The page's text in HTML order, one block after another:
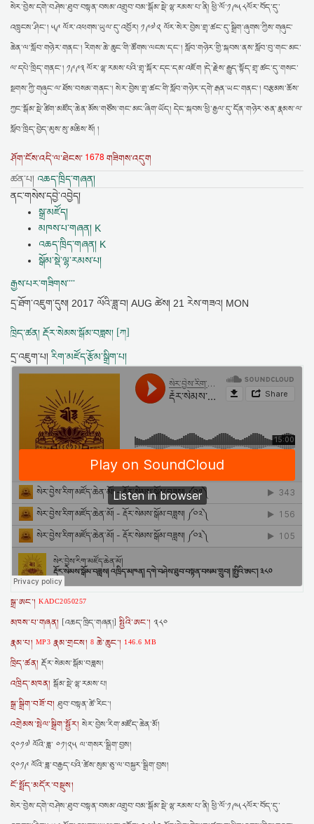
སེར་བྱེས་དགེ་བཤེས་ཐུབ་བསྟན་བསམ་འགྲུབ་བམ་སྒོམ་སྡེ་ལྷ་རམས་པ་ནི། ཕྱི་ལོ་༡༩༥༨ལོར་བོད་དུ་
འཁྲུངས་ཤིང་། ༥༩ ལོར་འཕགས་ཡུལ་དུ་འབྱོར། ༡༩༧༢ ལོར་སེར་བྱེས་གྲྭ་ཚང་དུ་སྒྲིག་ཞུགས་ཀྱིས་གཞུང་
ཆེན་ལ་སློབ་གཉེར་གནང་། རིགས་ཆེ་ཆུང་གི་ཚོགས་ལངས་དང་། སློབ་གཉེར་གྱི་སྐབས་ནས་སློབ་བུ་གང་མང་
ལ་དཔེ་ཁྲིད་གནང་། ༡༩༩༣ ལོར་ལྷ་རམས་པའི་གྲྭ་སྐོར་དང་དམ་འཇོག །དེ་རྗེས་རྒྱུད་སྟོད་གྲྭ་ཚང་དུ་གསང་
སྔགས་ཀྱི་གཞུང་ལ་ཐོས་བསམ་གནང་། སེར་བྱེས་གྲྭ་ཚང་གི་སློབ་གཉེར་དགེ་རྒན་ཡང་གནང་། བརྩམས་ཆོས་
ཀྱང་སྒོམ་སྡེ་ཚིག་མཛོད་ཆེན་མོས་གཙོས་གང་མང་ཞིག་ཡོད། དེང་སྐབས་ཕྱི་རྒྱལ་དུ་དོན་གཉེར་ཅན་རྣམས་ལ་
སློབ་ཁྲིད་བྱེད་མུས་སུ་མཆིས་སོ། །
ཤོག་ངོས་འདི་ལ་ཐེངས་ 1678 གཟིགས་འདུག
ཚན་པ། འཆད་ཁྲིད་གཞན།
ནང་གསེས་དབྱེ་འབྱེད།
སྒྲ་མཛོད།
མཁས་པ་གཞན། K
འཆད་ཁྲིད་གཞན། K
སྒོམ་སྡེ་ལྷ་རམས་པ།
རྒྱས་པར་གཟིགས་་་་
དྲ་ཐོག་འཇུག་དུས། 2017 ལོའི་ཟླ་བ། AUG ཚེས། 21 རེས་གཟའ། MON
ཁྲིད་ཚན། རྡོར་སེམས་སྒོམ་བཟླས། [ཀ]
དྲ་འཇུག་པ། རིག་མཛོད་རྩོམ་སྒྲིག་པ།
སྒྲ་ཨང་།KADC2050257
མཁས་པ་གཞན། [འཆད་ཁྲིད་གཞན།]སྤྱིའི་ཨང་། ༣༨༠
རྣམ་པ། MP3 རྣམ་གྲངས། 8 ཆེ་ཆུང་། 146.6 MB
ཁྲིད་ཚན།རྡོར་སེམས་སྒོམ་བཟླས།
འཁྲིད་མཁན།སྒོམ་སྡེ་ལྷ་རམས་པ།
སྒྲ་སྒྲིག་བཟོ་བ།ཐུབ་བསྟན་ཚེ་རིང་།
འགྲེམས་སྤེལ་སྒྲིག་སྦྱོར། སེར་བྱེས་རིག་མཛོད་ཆེན་མོ།
༢༠༡༧ ལོའི་ཟླ་ ༠༡།༢༥ ལ་གསར་སྒྲིག་བྱས།
༢༠༡༩ ལོའི་ཟླ་བརྒྱད་པའི་ཚེས་སུམ་ཅུ་ལ་བསྐྱར་སྒྲིག་བྱས།
ངོ་སྤྲོད་མདོར་བསྡུས།
སེར་བྱེས་དགེ་བཤེས་ཐུབ་བསྟན་བསམ་འགྲུབ་བམ་སྒོམ་སྡེ་ལྷ་རམས་པ་ནི། ཕྱི་ལོ་༡༩༥༨ལོར་བོད་དུ་